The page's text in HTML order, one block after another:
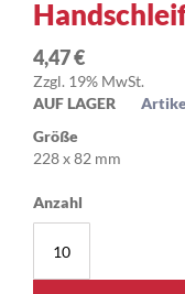
4,47 €
Zzgl. 19% MwSt.
AUF LAGER
Größe
228 x 82 mm
Anzahl
Zum
Anfang
der
Bildergalerie
springen